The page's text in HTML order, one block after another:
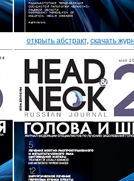
открыть абстракт, скачать